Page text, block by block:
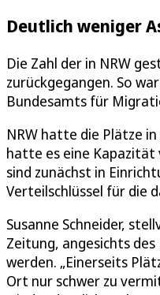
Deutlich weniger
Die Zahl der in NRW
zurückgegangen. So
Bundesamts für
NRW hatte die Plätze
hatte es eine Kapazität
sind zunächst in
Verteilschlüssel für die
Susanne Schneider,
Zeitung, angesichts
werden. „Einerseits
Ort nur schwer zu